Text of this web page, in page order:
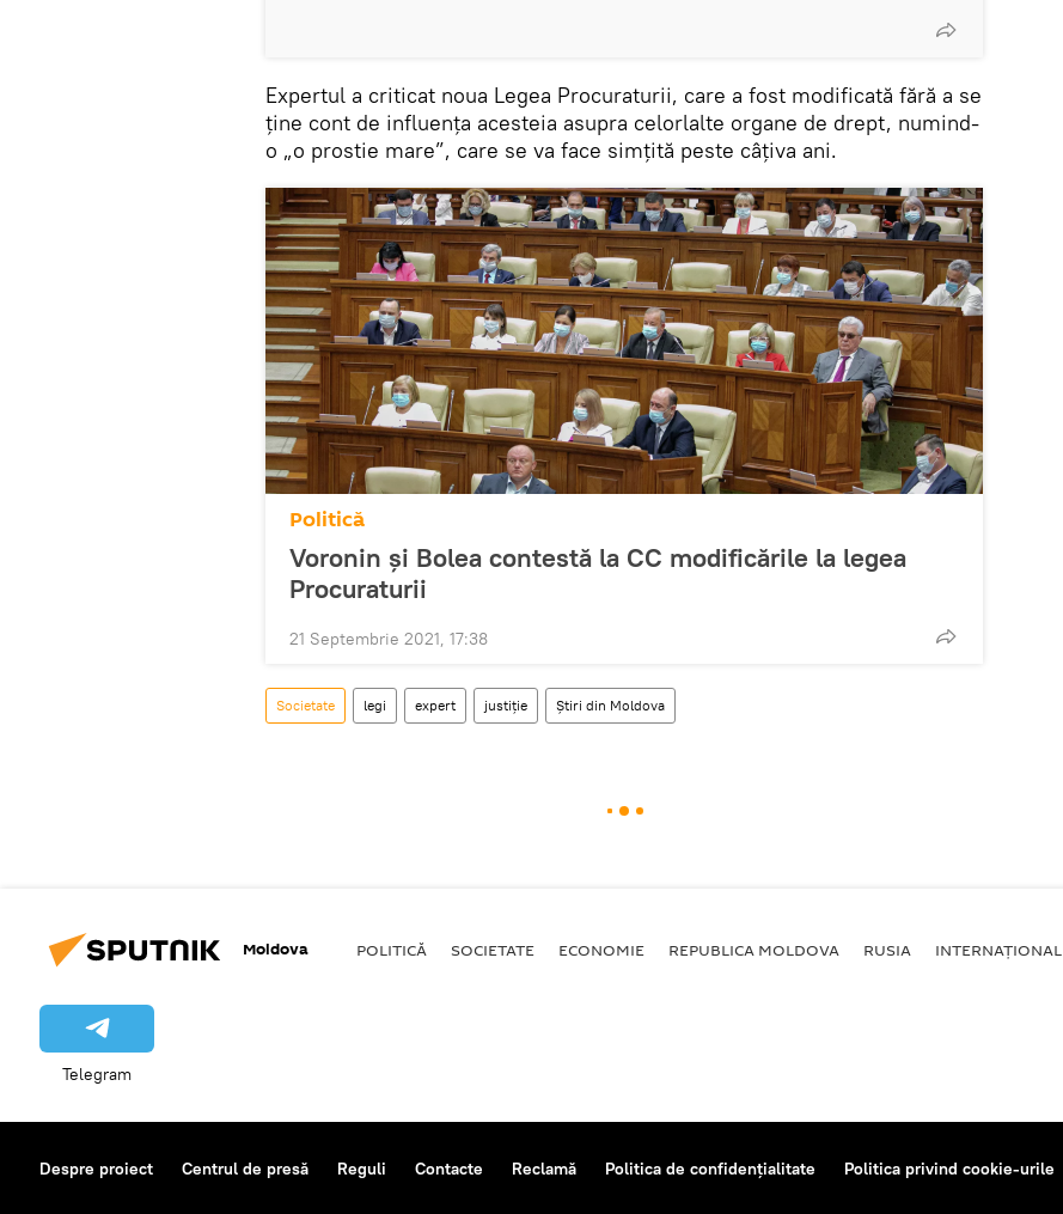
Expertul a criticat noua Legea Procuraturii, care a fost modificată fără a se
ține cont de influența acesteia asupra celorlalte organe de drept, numind-
o „o prostie mare”, care se va face simțită peste câțiva ani.
Politică
Voronin și Bolea contestă la CC modificările la legea
Procuraturii
21 Septembrie 2021, 17:38
Societate legi expert justiție Știri din Moldova
Moldova POLITICĂ SOCIETATE ECONOMIE REPUBLICA MOLDOVA RUSIA INTERNAȚIONAL
Telegram
Despre proiect Centrul de presă Reguli Contacte Reclamă Politica de confidențialitate Politica privind cookie-urile